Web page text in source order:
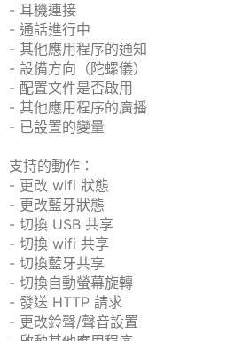
- 耳機連接
- 通話進行中
- 其他應用程序的通知
- 設備方向（陀螺儀）
- 配置文件是否啟用
- 其他應用程序的廣播
- 已設置的變量
支持的動作：
- 更改 wifi 狀態
- 更改藍牙狀態
- 切換 USB 共享
- 切換 wifi 共享
- 切換藍牙共享
- 切換自動螢幕旋轉
- 發送 HTTP 請求
- 更改鈴聲/聲音設置